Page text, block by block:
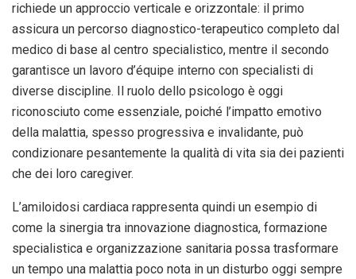
richiede un approccio verticale e orizzontale: il primo
assicura un percorso diagnostico-terapeutico completo dal
medico di base al centro specialistico, mentre il secondo
garantisce un lavoro d’équipe interno con specialisti di
diverse discipline. Il ruolo dello psicologo è oggi
riconosciuto come essenziale, poiché l’impatto emotivo
della malattia, spesso progressiva e invalidante, può
condizionare pesantemente la qualità di vita sia dei pazienti
che dei loro caregiver.
L’amiloidosi cardiaca rappresenta quindi un esempio di
come la sinergia tra innovazione diagnostica, formazione
specialistica e organizzazione sanitaria possa trasformare
un tempo una malattia poco nota in un disturbo oggi sempre